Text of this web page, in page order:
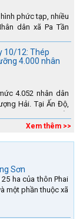
phức tạp, nhiều
dân xã Pa Tần
10/12: Thép
4.000 nhân
4.052 nhân dân
Hải. Tại Ấn Độ,
Xem thêm >>
Sơn
ha của thôn Phai
một phần thuộc xã